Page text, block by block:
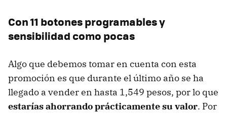
Con 11 botones programables y
sensibilidad como pocas
Algo que debemos tomar en cuenta con esta
promoción es que durante el último año se ha
llegado a vender en hasta 1,549 pesos, por lo que
estarías ahorrando prácticamente su valor. Por